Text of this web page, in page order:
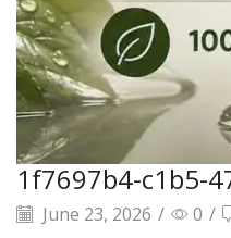
1f7697b4-c1b5-
June 23, 2026 / 0 /